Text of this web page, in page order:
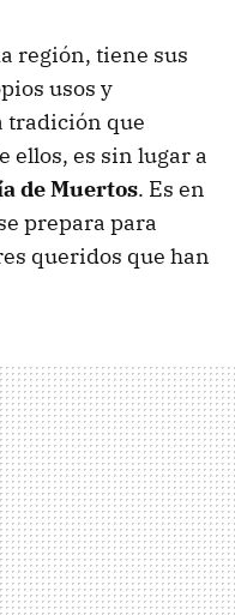
región, tiene sus
usos y
tradición que
ellos, es sin lugar a
de Muertos. Es en
prepara para
queridos que han